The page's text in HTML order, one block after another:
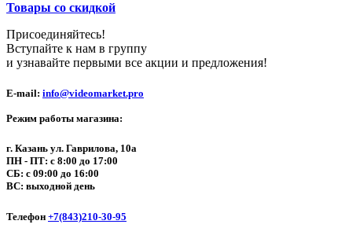
Товары со скидкой
Присоединяйтесь!
Вступайте к нам в группу
и узнавайте первыми все акции и предложения!
E-mail: info@videomarket.pro
Режим работы магазина:
г. Казань ул. Гаврилова, 10а
ПН - ПТ: с 8:00 до 17:00
СБ: с 09:00 до 16:00
ВС: выходной день
Телефон +7(843)210-30-95